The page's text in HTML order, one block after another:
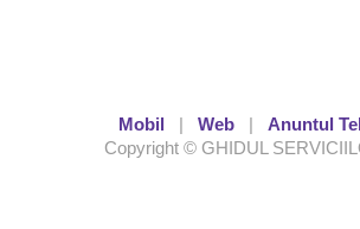
Mobil Web| Anuntul
Copyright © GHIDUL